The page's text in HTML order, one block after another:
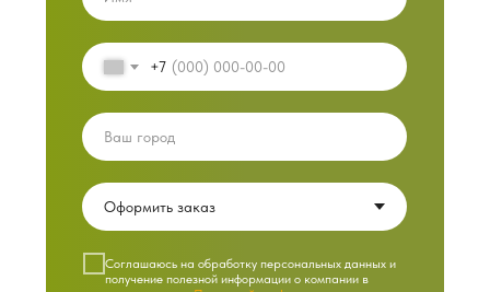
+7
Cоглашаюсь на обработку персональных данных и
получение полезной информации о компании в